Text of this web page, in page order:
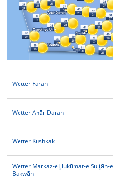
Wetter Farah
Wetter Anār Darah
Wetter Kushkak
Wetter Markaz-e Ḩukūmat-e Sulţān-e
Bakwāh